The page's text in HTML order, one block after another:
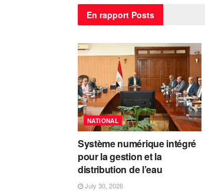
En rapport Posts
NATIONAL
Système numérique intégré
pour la gestion et la
distribution de l’eau
July 30, 2026